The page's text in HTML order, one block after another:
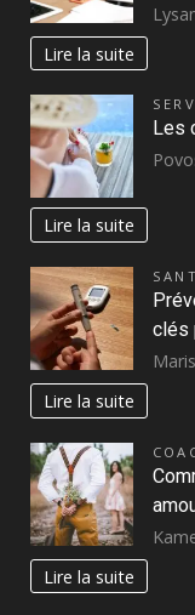
Lire la suite
Les
Lire la suite
clés
Lire la suite
Lire la suite